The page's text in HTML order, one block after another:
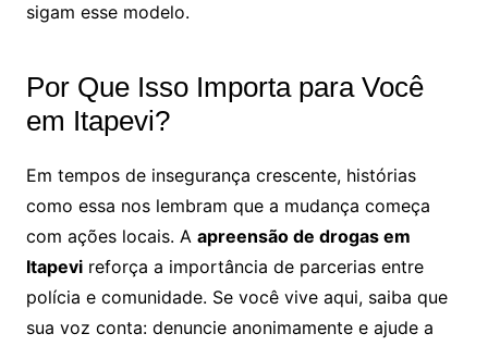
sigam esse modelo.
Por Que Isso Importa para Você
em Itapevi?
Em tempos de insegurança crescente, histórias
como essa nos lembram que a mudança começa
com ações locais. A apreensão de drogas em
Itapevireforça a importância de parcerias entre
polícia e comunidade. Se você vive aqui, saiba que
sua voz conta: denuncie anonimamente e ajude a